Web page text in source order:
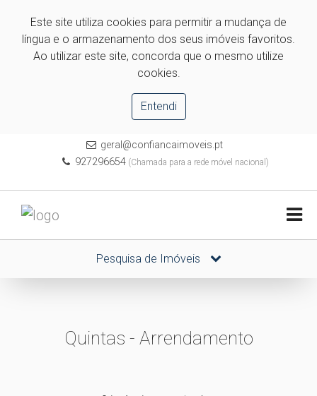
Este site utiliza cookies para permitir a mudança de
língua e o armazenamento dos seus imóveis favoritos.
Ao utilizar este site, concorda que o mesmo utilize
cookies.
Entendi
geral@confiancaimoveis.pt
927296654 (Chamada para a rede móvel nacional)
Pesquisa de Imóveis
Quintas - Arrendamento